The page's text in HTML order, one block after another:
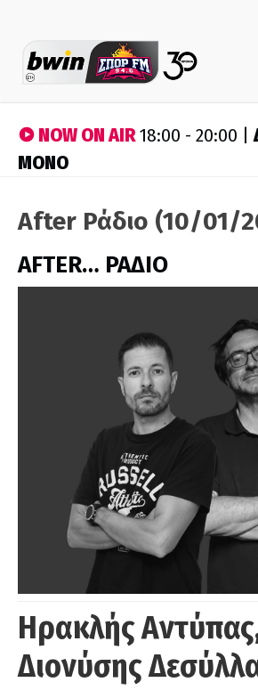
NOW ON AIR18:00 - 20:00 |
ΜΟΝΟ
After Ράδιο (10/01/
AFTER… ΡΑΔΙΟ
Ηρακλής
Διονύσης